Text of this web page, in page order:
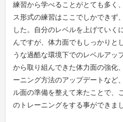
練習から学べることがとても多く
ス形式の練習はここでしかできず
した。自分のレベルを上げていく
んですが、体力面でもしっかりと
うな過酷な環境下でのレベルアッ
から取り組んできた体力面の強化
ーニング方法のアップデートなど
ル面の準備を整えて来たことで、
のトレーニングをする事ができまし